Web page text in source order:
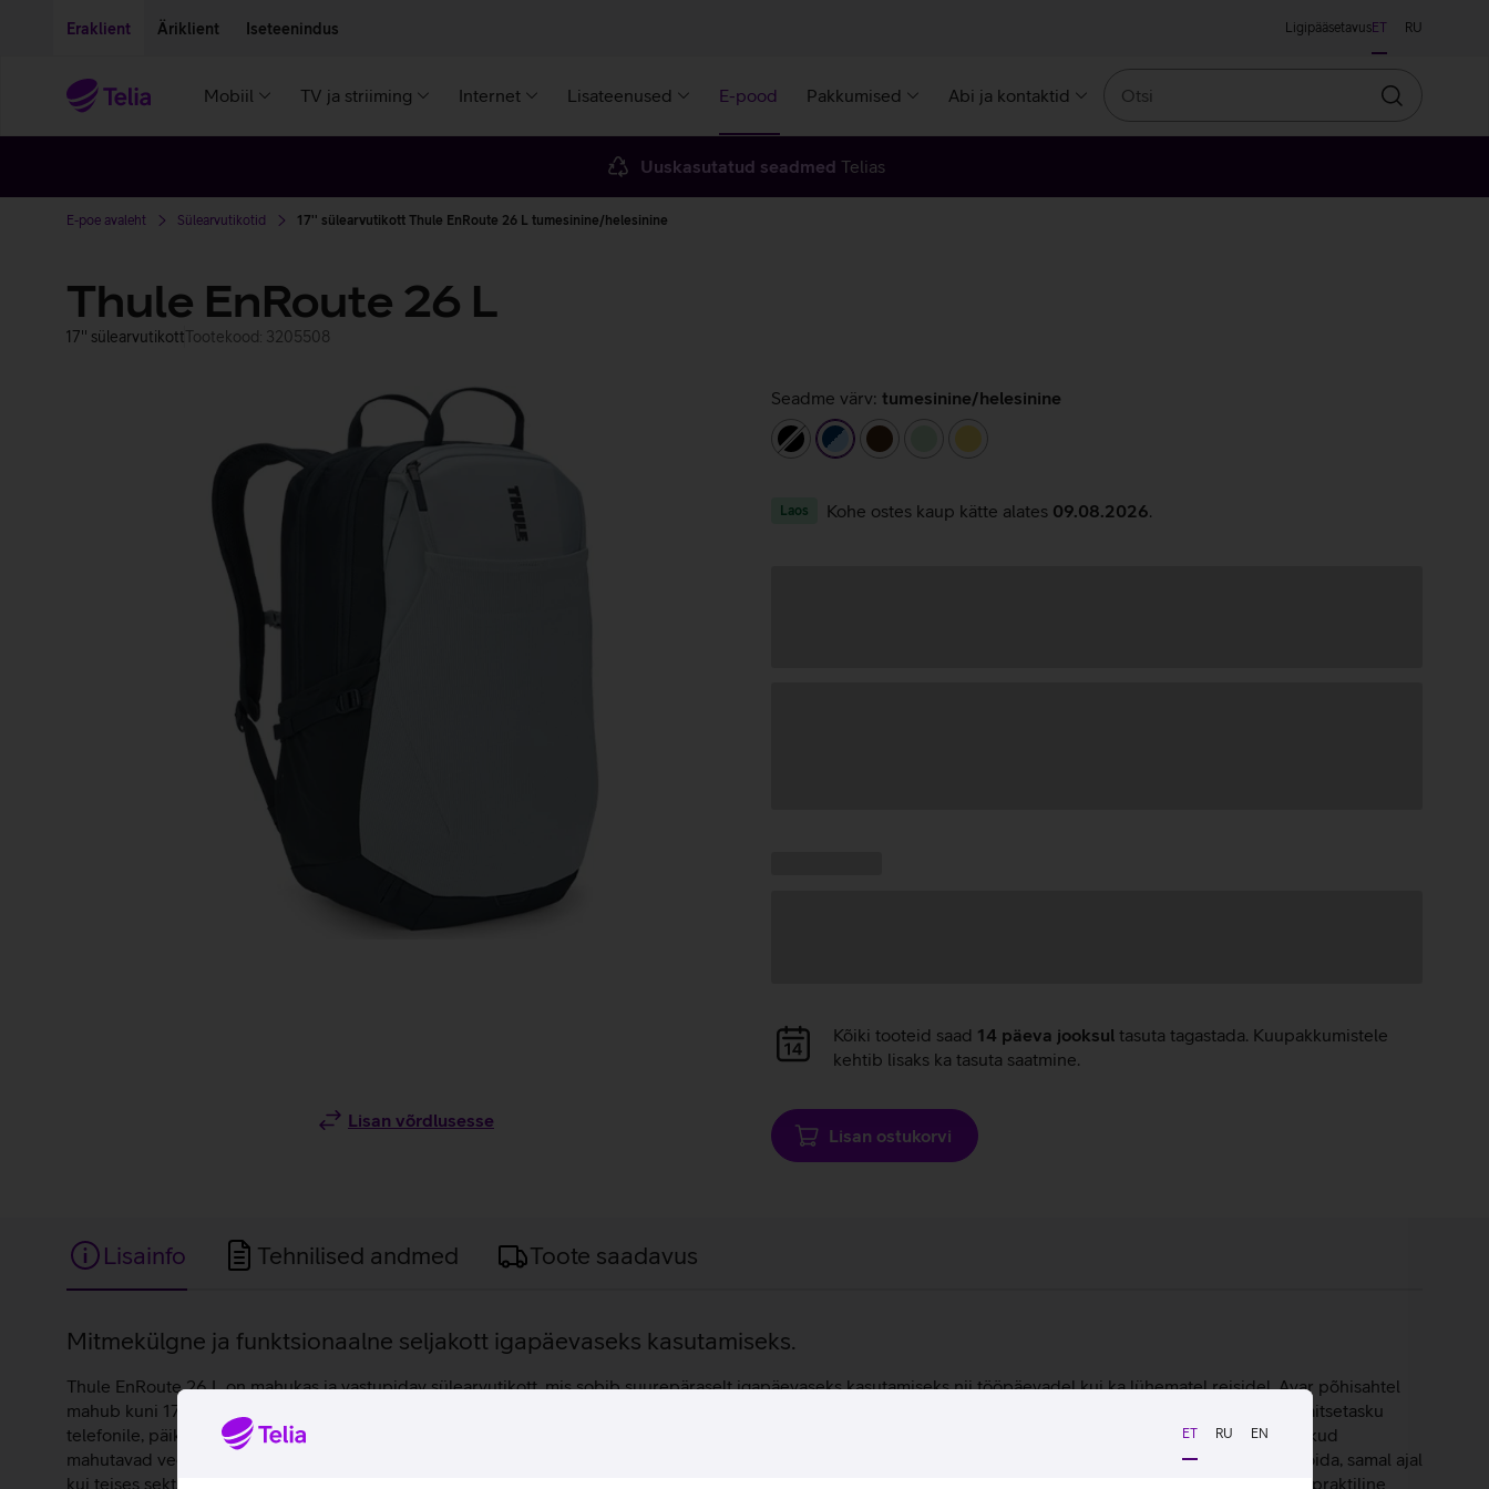
ET RU EN
Eraklient Äriklient Iseteenindus LigipääsetavusET RU
Mobiil TV ja striiming Internet Lisateenused E-pood Pakkumised Abi ja kontaktid
Otsin
Uuskasutatud seadmed Telias
E-poe avaleht Sülearvutikotid 17'' sülearvutikott Thule EnRoute 26 L tumesinine/helesinine
Thule EnRoute 26 L
17'' sülearvutikottTootekood: 3205508
Lisan võrdlusesse
Seadme värv: tumesinine/helesinine
musttumesinine/helesinine
tumepruunheleroheline
kollane
Laos Kohe ostes kaup kätte alates 09.08.2026
Andmete
laadimine
Kõiki tooteid saad 14 päeva jooksul tasuta tagastada. Kuupakkumistele
kehtib lisaks ka tasuta saatmine.
Lisan ostukorvi
Lisainfo Tehnilised andmed Toote saadavus
Lisainfo
Mitmekülgne ja funktsionaalne seljakott igapäevaseks kasutamiseks.
Thule EnRoute 26 L on mahukas ja vastupidav sülearvutikott, mis sobib suurepäraselt igapäevaseks kasutamiseks nii tööpäevadel kui ka lühematel reisidel. Avar põhisahtel
mahub kuni 17-tolline sülearvuti, 11-tolline tahvelarvuti ja igapäevased tarvikud, mida kaitsevad tõstetud ja pehmendatud taskud. Kiireks ligipääsuks on eraldi kaitsetasku
telefonile, päikeseprillidele või muudele väärtuslikele esemetele. Veniv esipaneeli tasku pakub kiiret hoiustamisvõimalust jakile, samas kui küljel olevad võrktaskud
mahutavad veepudeli, laadija või vihmavarju, et kõik vajalik oleks alati käeulatuses. Eesmise sahtli organisatsioonipaneel aitab väiksemad esemed korrastatult hoida, samal ajal
kui teises sektsioonis paiknev ruumikas veekindel TPU-tasku võimaldab mugavalt mahutada vahetusriideid või muid isiklikke esemeid. Tänu sellele on seljakott praktiline